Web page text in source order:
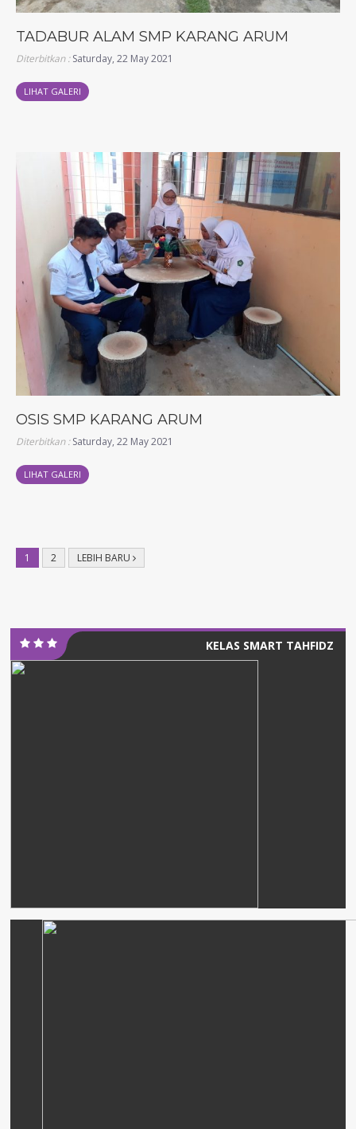
TADABUR ALAM SMP KARANG ARUM
Diterbitkan :Saturday, 22 May 2021
LIHAT GALERI
OSIS SMP KARANG ARUM
Diterbitkan :Saturday, 22 May 2021
LIHAT GALERI
1 2 LEBIH BARU
KELAS SMART TAHFIDZ